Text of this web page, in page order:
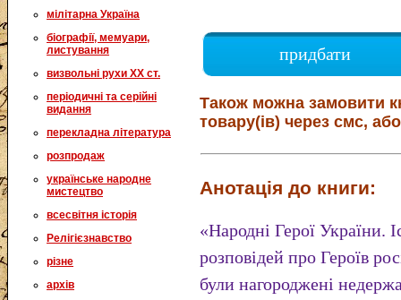
мілітарна Україна
біографії, мемуари,
листування
визвольні рухи XX ст.
періодичні та серійні
видання
перекладна література
розпродаж
українське народне
мистецтво
всесвітня історія
Релігієзнавство
різне
архів
придбати
Також можна замовити
товару(ів) через смс,
Анотація до книги:
«Народні Герої України.
розповідей про Героїв
були нагороджені